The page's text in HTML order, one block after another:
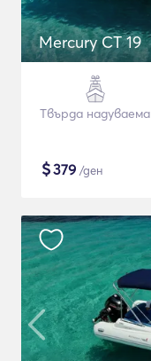
Mercury CT 19
Твърда надуваема
$379 /ден